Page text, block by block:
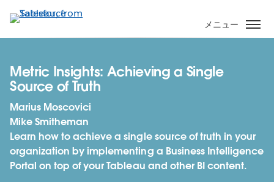
イ
ン
動
メニュー
Metric Insights: Achieving a Single
Source of Truth
Marius Moscovici
Mike Smitheman
Learn how to achieve a single source of truth in your
organization by implementing a Business Intelligence
Portal on top of your Tableau and other BI content.